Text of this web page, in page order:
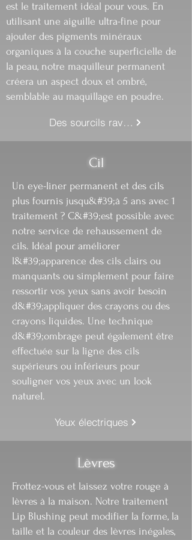
est le traitement idéal pour vous. En
utilisant une aiguille ultra-fine pour
ajouter des pigments minéraux
organiques à la couche superficielle de
la peau, notre maquilleur permanent
créera un aspect doux et ombré,
semblable au maquillage en poudre.
Des sourcils ravissants
Cil
Un eye-liner permanent et des cils
plus fournis jusqu&#39;à 5 ans avec 1
traitement ? C&#39;est possible avec
notre service de rehaussement de
cils. Idéal pour améliorer
l&#39;apparence des cils clairs ou
manquants ou simplement pour faire
ressortir vos yeux sans avoir besoin
d&#39;appliquer des crayons ou des
crayons liquides. Une technique
d&#39;ombrage peut également être
effectuée sur la ligne des cils
supérieurs ou inférieurs pour
souligner vos yeux avec un look
naturel.
Yeux électriques
Lèvres
Frottez-vous et laissez votre rouge à
lèvres à la maison. Notre traitement
Lip Blushing peut modifier la forme, la
taille et la couleur des lèvres inégales,